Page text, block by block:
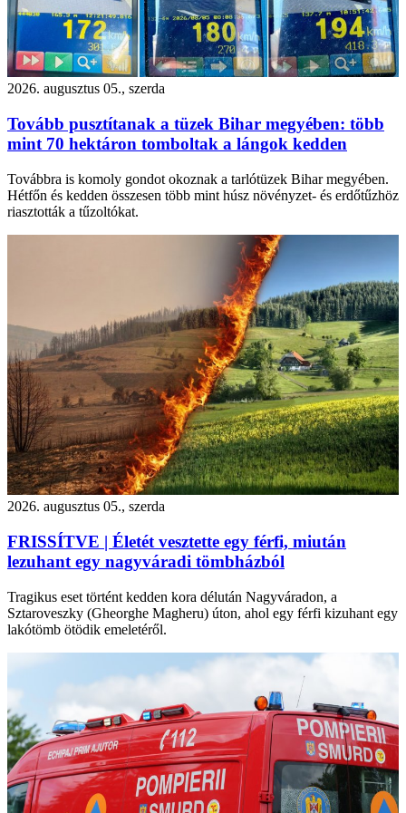
2026. augusztus 05., szerda
Tovább pusztítanak a tüzek Bihar megyében: több
mint 70 hektáron tomboltak a lángok kedden
Továbbra is komoly gondot okoznak a tarlótüzek Bihar megyében.
Hétfőn és kedden összesen több mint húsz növényzet- és erdőtűzhöz
riasztották a tűzoltókat.
2026. augusztus 05., szerda
FRISSÍTVE | Életét vesztette egy férfi, miután
lezuhant egy nagyváradi tömbházból
Tragikus eset történt kedden kora délután Nagyváradon, a
Sztaroveszky (Gheorghe Magheru) úton, ahol egy férfi kizuhant egy
lakótömb ötödik emeletéről.